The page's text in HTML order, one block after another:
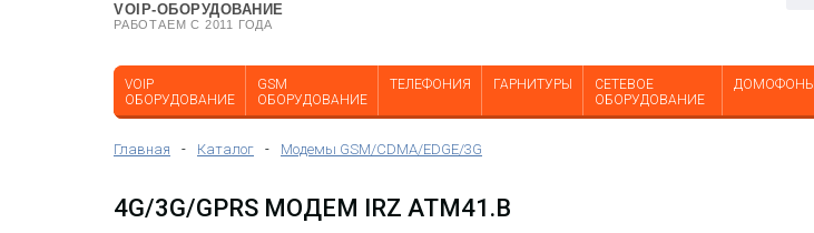
VOIP-ОБОРУДОВАНИЕ
РАБОТАЕМ С 2011 ГОДА
VOIP
ОБОРУДОВАНИЕ
GSM
ОБОРУДОВАНИЕ
ТЕЛЕФОНИЯ ГАРНИТУРЫ
СЕТЕВОЕ
ОБОРУДОВАНИЕ
ДОМОФОНЫ
Главная - Каталог - Модемы GSM/CDMA/EDGE/3G
4G/3G/GPRS МОДЕМ IRZ ATM41.B